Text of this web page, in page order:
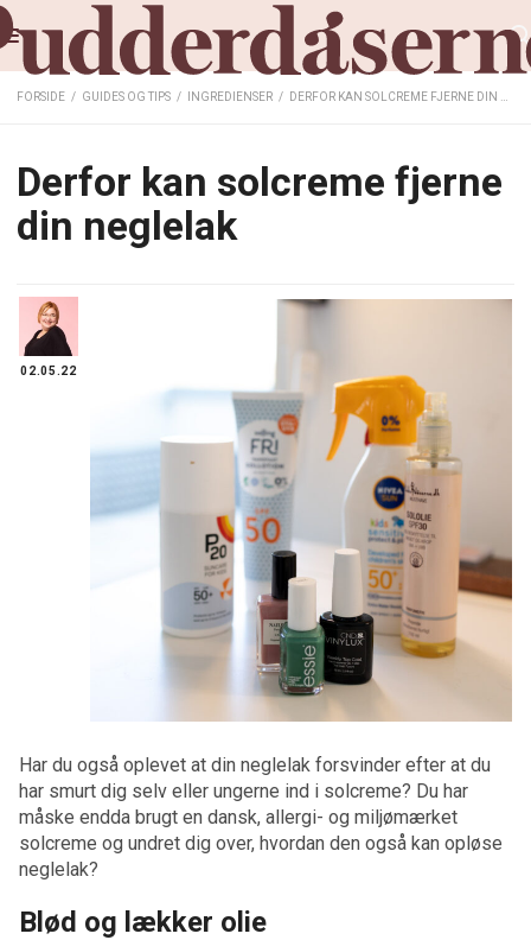
FORSIDE / GUIDES OG TIPS / INGREDIENSER / DERFOR KAN SOLCREME FJERNE DIN NEGLELAK
Derfor kan solcreme fjerne
din neglelak
02.05.22
Har du også oplevet at din neglelak forsvinder efter at du
har smurt dig selv eller ungerne ind i solcreme? Du har
måske endda brugt en dansk, allergi- og miljømærket
solcreme og undret dig over, hvordan den også kan opløse
neglelak?
Blød og lækker olie